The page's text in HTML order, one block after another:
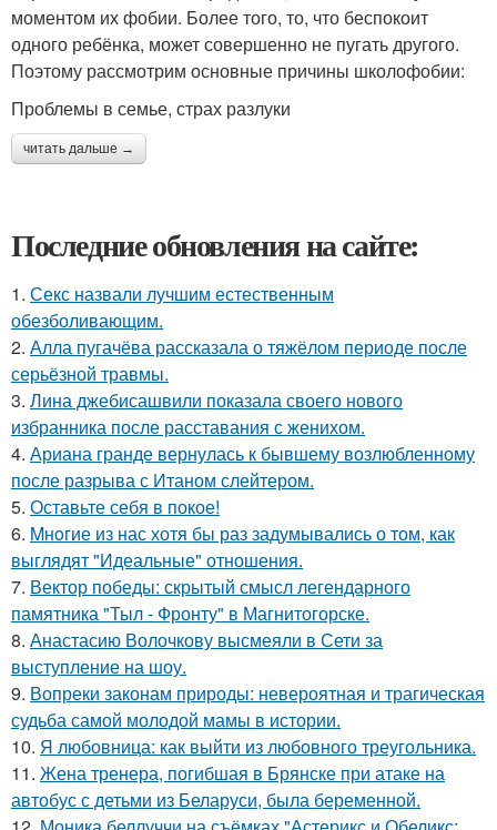
моментом их фобии. Более того, то, что беспокоит
одного ребёнка, может совершенно не пугать другого.
Поэтому рассмотрим основные причины школофобии:
Проблемы в семье, страх разлуки
читать дальше →
Последние обновления на сайте:
1. Секс назвали лучшим естественным
обезболивающим.
2. Алла пугачёва рассказала о тяжёлом периоде после
серьёзной травмы.
3. Лина джебисашвили показала своего нового
избранника после расставания с женихом.
4. Ариана гранде вернулась к бывшему возлюбленному
после разрыва с Итаном слейтером.
5. Оставьте себя в покое!
6. Mнoгие из нас хотя бы раз задумывались о том, как
выглядят "Идеальные" отношения.
7. Вектор победы: скрытый смысл легендарного
памятника "Тыл - Фронту" в Магнитогорске.
8. Анастасию Волочкову высмеяли в Сети за
выступление на шоу.
9. Вопреки законам природы: невероятная и трагическая
судьба самой молодой мамы в истории.
10. Я любовница: как выйти из любовного треугольника.
11. Жена тренера, погибшая в Брянске при атаке на
автобус с детьми из Беларуси, была беременной.